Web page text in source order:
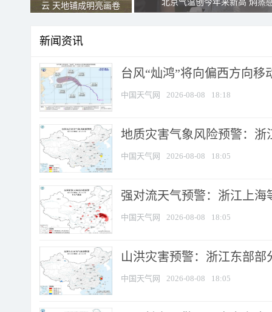
云 天地铺成明亮画卷
北京气温创今年来新高 焖蒸
新闻资讯
台风“灿鸿”将向偏西方向移
中国天气网 2026-08-08 18:18
地质灾害气象风险预警：
中国天气网 2026-08-08 18:05
强对流天气预警：浙江上海
中国天气网 2026-08-08 18:05
山洪灾害预警：浙江东部
中国天气网 2026-08-08 18:05